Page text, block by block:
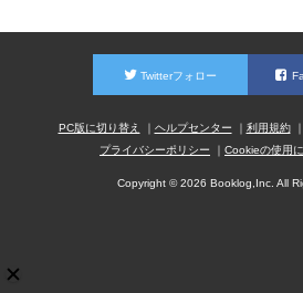
Twitterフォロー
PC版に切り替え ヘルプセンター 利用規約
プライバシーポリシー
Cookieの使用
Copyright © 2026 Booklog,Inc. All